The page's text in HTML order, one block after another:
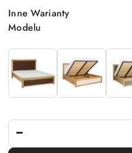
Wariant
Inne Warianty
Modelu